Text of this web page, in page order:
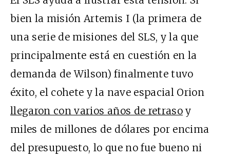
bien la misión Artemis I (la primera de
una serie de misiones del SLS, y la que
principalmente está en cuestión en la
demanda de Wilson) finalmente tuvo
éxito, el cohete y la nave espacial Orion
llegaron con varios años de retrasoy
miles de millones de dólares por encima
del presupuesto, lo que no fue bueno ni